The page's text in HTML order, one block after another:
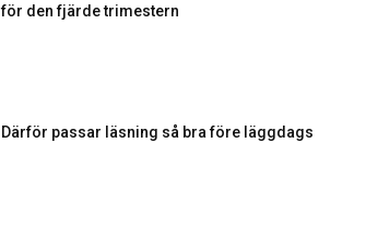
för den fjärde trimestern
Därför passar läsning så bra före läggdags